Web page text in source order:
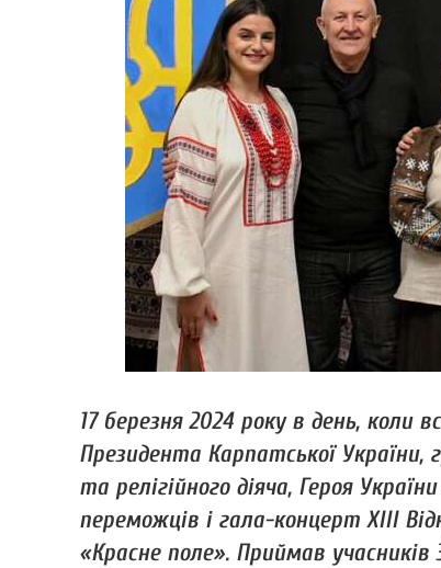
17 березня 2024 року в день, коли
Президента Карпатської України,
та релігійного діяча, Героя
переможців і гала-концерт ХІІІ
«Красне поле». Приймав